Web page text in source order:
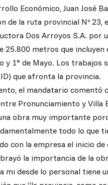
Económico, Juan José
de la ruta provincial Nº 23,
Dos Arroyos S.A. por
25.800 metros que
y 1° de Mayo. Los
que afronta la provincia.
el mandatario comentó
Pronunciamiento y Villa
obra muy importante
todo lo que
con la empresa el inicio
la importancia de la
mi desde lo personal tiene